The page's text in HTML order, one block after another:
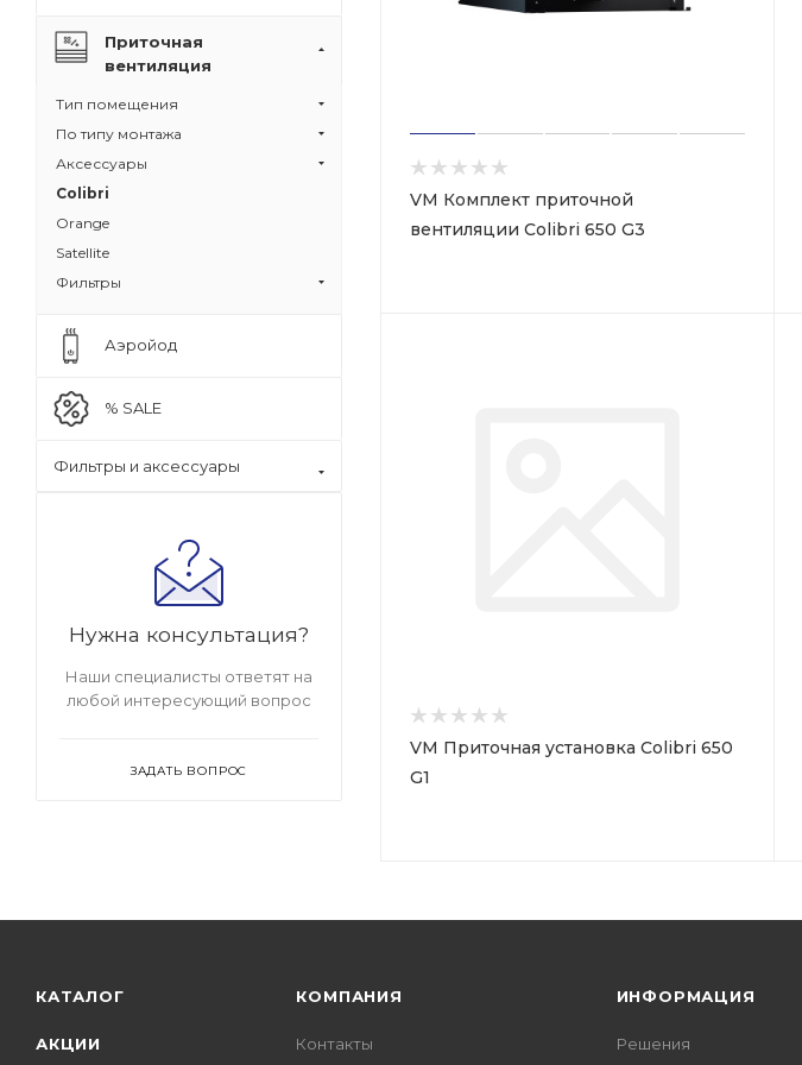
VM Комплект приточной
вентиляции Colibri 650 G3
VM Приточная установка Colibri 650
G1
Приточная
вентиляция
Тип помещения
По типу монтажа
Аксессуары
Colibri
Orange
Satellite
Фильтры
Аэройод
% SALE
Фильтры и аксессуары
Нужна консультация?
Наши специалисты ответят на
любой интересующий вопрос
ЗАДАТЬ ВОПРОС
КАТАЛОГ
АКЦИИ
КОМПАНИЯ
Контакты
ИНФОРМАЦИЯ
Решения